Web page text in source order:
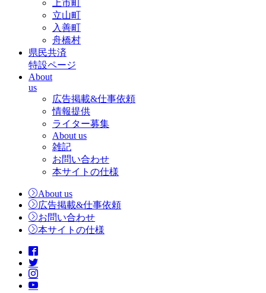
上市町
立山町
入善町
舟橋村
県民共済
特設ページ
About
us
広告掲載&仕事依頼
情報提供
ライター募集
About us
雑記
お問い合わせ
本サイトの仕様
About us
広告掲載&仕事依頼
お問い合わせ
本サイトの仕様